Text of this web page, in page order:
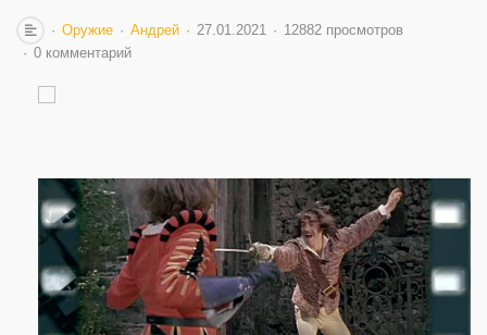
Оружие Андрей 27.01.2021
12882 просмотров
0 комментарий